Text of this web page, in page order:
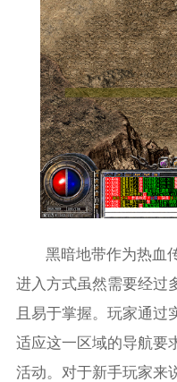
黑暗地带作为热血
进入方式虽然需要经过
且易于掌握。玩家通过
适应这一区域的导航要
活动。对于新手玩家来